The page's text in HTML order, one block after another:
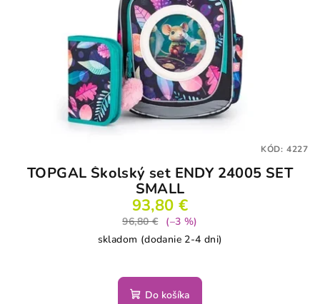
TOPGAL Školský set ENDY 24005 SET
SMALL
93,80 €
96,80 €
(–3 %)
skladom (dodanie 2-4 dni)
Do košíka
KÓD: 4227